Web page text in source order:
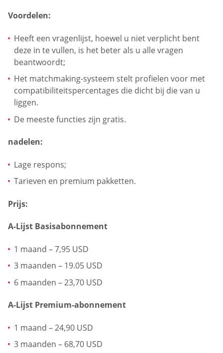
Voordelen:
Heeft een vragenlijst, hoewel u niet verplicht bent
deze in te vullen, is het beter als u alle vragen
beantwoordt;
Het matchmaking-systeem stelt profielen voor met
compatibiliteitspercentages die dicht bij die van u
liggen.
De meeste functies zijn gratis.
nadelen:
Lage respons;
Tarieven en premium pakketten.
Prijs:
A-Lijst Basisabonnement
1 maand – 7,95 USD
3 maanden – 19.05 USD
6 maanden – 23,70 USD
A-Lijst Premium-abonnement
1 maand – 24,90 USD
3 maanden – 68,70 USD